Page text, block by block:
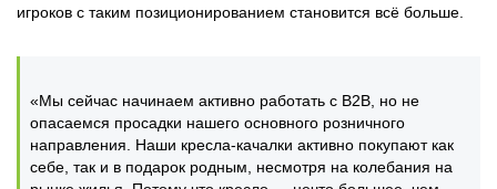
игроков с таким позиционированием становится всё больше.
«Мы сейчас начинаем активно работать с В2В, но не
опасаемся просадки нашего основного розничного
направления. Наши кресла-качалки активно покупают как
себе, так и в подарок родным, несмотря на колебания на